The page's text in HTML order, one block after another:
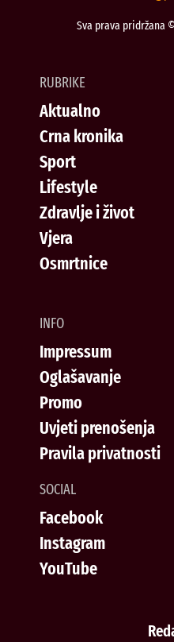
Sva prava pridržana
RUBRIKE
Aktualno
Crna kronika
Sport
Lifestyle
Zdravlje i život
Vjera
Osmrtnice
INFO
Impressum
Oglašavanje
Promo
Uvjeti prenošenja
Pravila privatnosti
SOCIAL
Facebook
Instagram
YouTube